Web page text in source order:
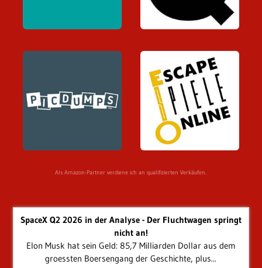
Als Amazon-Partner verdiene ich an qualifizierten Verkäufen.
SpaceX Q2 2026 in der Analyse - Der Fluchtwagen springt
nicht an!
Elon Musk hat sein Geld: 85,7 Milliarden Dollar aus dem
groessten Boersengang der Geschichte, plus...